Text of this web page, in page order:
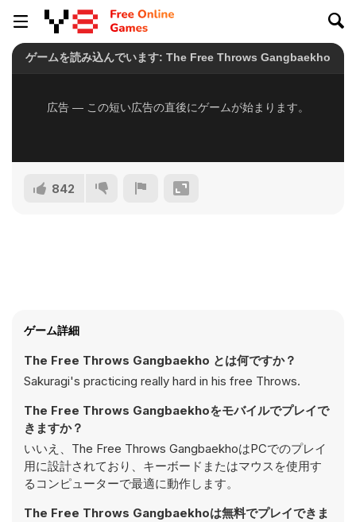
842
ゲーム詳細
The Free Throws Gangbaekho とは何ですか？
Sakuragi's practicing really hard in his free Throws.
The Free Throws Gangbaekhoをモバイルでプレイで
きますか？
いいえ、The Free Throws GangbaekhoはPCでのプレイ
用に設計されており、キーボードまたはマウスを使用す
るコンピューターで最適に動作します。
The Free Throws Gangbaekhoは無料でプレイできま